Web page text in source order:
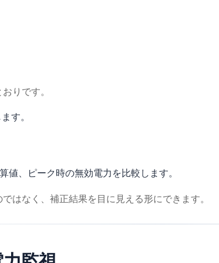
りです。
す。
値、ピーク時の無効電力を比較します。
はなく、補正結果を目に見える形にできます。